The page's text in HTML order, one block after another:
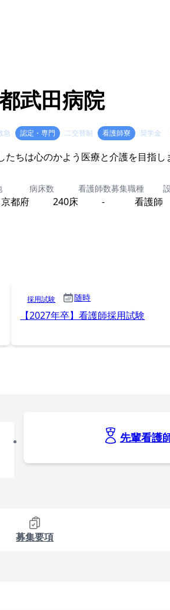
武田病院
急 認定・専門 二交替制 看護師寮 奨学金
たちは心のかよう医療と介護を目指し
京都府
病床数
240床
看護師数
-
募集職種
看護師
採用試験 随時
【2027年卒】看護師採用試験
先輩看護
募集要項